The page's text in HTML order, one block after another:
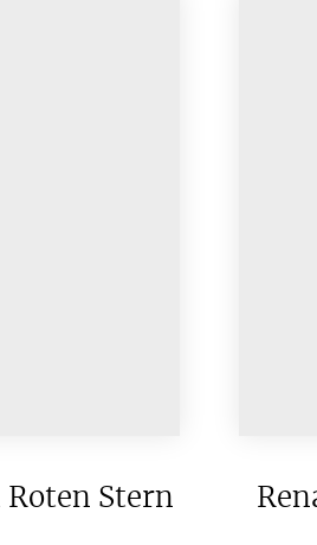
Stern